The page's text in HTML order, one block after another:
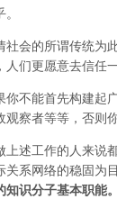
社会的所谓传统为
人们更愿意去信任
你不能首先构建起
观察者等等，否则
上述工作的人来说
系网络的稳固为目
识分子基本职能。